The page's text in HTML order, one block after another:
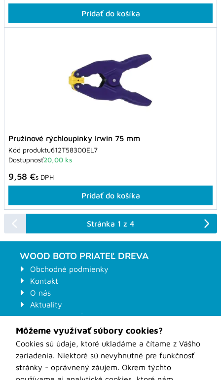
Pridať do košíka
Pružinové rýchloupinky Irwin 75 mm
Kód produktu612T58300EL7
Dostupnosť20,00 ks
9,58 €s DPH
Pridať do košíka
Stránka 1 z 4
WOOD BOTO PRIATEĽ DREVA
Obchodné podmienky
Kontakt
O nás
Aktuality
Prepravné podmienky
Ochrana osobných údajov
Kontaktný formulár na stroje
Odstúpenie od zmluvy
Formuláre pre zákazkové nástroje
WOOD-BOTO Nové Zámky
Môžeme využívať súbory cookies?
Cookies sú údaje, ktoré ukladáme a čítame z Vášho
zariadenia. Niektoré sú nevyhnutné pre funkčnosť
stránky - oprávnený záujem. Okrem týchto